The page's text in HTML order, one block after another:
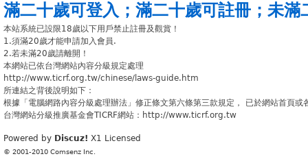
滿二十歲可登入 ； 滿二十歲可註冊 ； 未滿
本站系統已設限18歲以下用戶禁止註冊及觀賞！
1.須滿20歲才能申請加入會員.
2.若未滿20歲請離開！
本網站已依台灣網站內容分級規定處理
http://www.ticrf.org.tw/chinese/laws-guide.htm
所連結之背後說明如下：
根據「電腦網路內容分級處理辦法」修正條文第六條第三款規定， 已於網站首頁
台灣網站分級推廣基金會TICRF網站：http://www.ticrf.org.tw
Powered by Discuz! X1 Licensed
© 2001-2010 Comsenz Inc.